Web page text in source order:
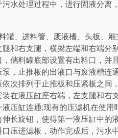
水处理过程中，进行固液分离
、进料管、废液槽、头板、厢
和右支腿，横梁左端和右端分
储料罐底部设置有出料口，并
，止推板的出液口与废液槽连
依次排列于止推板和压紧板之
在液压缸座右端，左支腿和右
压缸连通;现有的压滤机在使
长旋钮，使得第一液压缸中的
压进滤板，动作完成后，污水